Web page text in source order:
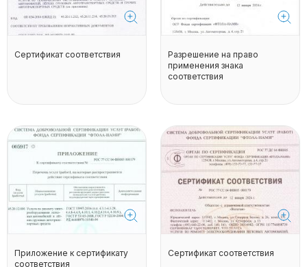
Сертификат соответствия
Разрешение на право
применения знака
соответствия
Приложение к сертификату
соответствия
Сертификат соответствия